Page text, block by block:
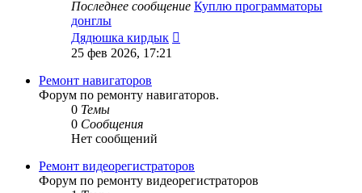
Последнее сообщение Куплю программаторы
донглы
Дядюшка кирдык
25 фев 2026, 17:21
Ремонт навигаторов
Форум по ремонту навигаторов.
0 Темы
0 Сообщения
Нет сообщений
Ремонт видеорегистраторов
Форум по ремонту видеорегистраторов